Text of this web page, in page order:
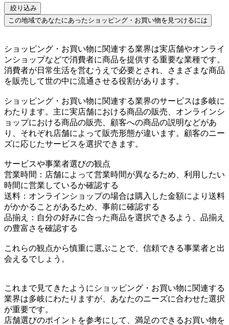
絞り込み
この地域であなたにあったショッピング・お買い物を見つけるには
ショッピング・お買い物に関連する業界は実店舗やオンライ
ンショップなどで消費者に商品を提供する重要な業種です。
消費者が日常生活を営むうえで必要とされ、さまざまな商品
を販売して世の中に流通させる役割があります。
ショッピング・お買い物に関連する業界のサービスは多岐に
わたります。主に実店舗における商品の販売、オンラインシ
ョップにおける商品の販売、顧客への商品の説明などがあ
り、それぞれ店舗によって販売形態が違います。顧客のニー
ズに応じたサービスを選択できます。
サービスや事業者選びの観点
営業時間：店舗によって営業時間が異なるため、利用したい
時間に営業しているか確認する
送料：オンラインショップの場合は購入した金額により送料
がかかることがあるため、事前に確認する
品揃え：自分の好みに合った商品を選択できるよう、品揃え
の豊富さを確認する
これらの観点から慎重に選ぶことで、信頼できる事業者と出
会えるでしょう。
これまで見てきたようにショッピング・お買い物に関連する
業界は多岐にわたりますが、あなたのニーズに合わせた選択
が重要です。
店舗選びのポイントを参考にして、満足のできるお買い物を